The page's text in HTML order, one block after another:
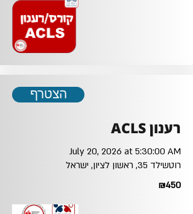
הצטרף
רענון ACLS
July 20, 2026 at 5:30:00 AM
רוטשילד 35, ראשון לציון, ישראל
₪450